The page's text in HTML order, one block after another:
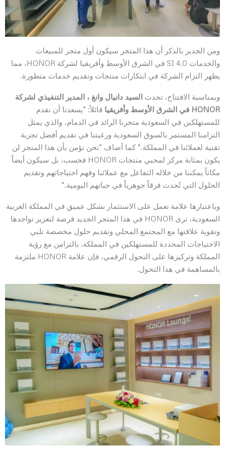
ومن الجدير بالذكر أن هذا المتجر سيكون أول متجر للمبيعات
والخدمات SI 4.0 في الشرق الأوسط وأفريقيا لشركة HONOR، مما
يظهر التزام الشركة في ابتكارات منتجات وتقديم خدمات متطورة.
وبمناسبة الافتتاح، تحدث السيد دانيال وانغ ، المدير التنفيذي لشركة
HONOR في الشرق الأوسط وأفريقيا قائلاً: “يسعدنا أن نقدم
للمستهلكين في السعودية متجرنا الرائد في الدمام، والذي يمثل
التزامنا المستمر بالسوق السعودية ورغبتنا في تقديم أفضل تجربة
تقنية لعملائنا في المملكة.” كما أضاف “نحن نؤمن بأن هذا المتجر لن
يكون بمثابة مركز لمحبي منتجات HONOR فحسب، بل سيكون أيضاً
مكاناً يمكننا من خلاله التفاعل مع عملائنا وفهم احتياجاتهم وتقديم
الحلول التي تُحدث فرقاً جوهرياً في حياتهم اليومية.”
وباعتبارها علامة تعمل على الاستثمار بشكل عميق في المملكة العربية
السعودية، ترى HONOR في هذا المتجر الجديد فرصة لتعزيز تواجدها
وتقوية علاقتها مع المجتمع المحلي وتقديم حلول مخصصة تلبي
الاحتياجات المحددة للمستهلكين في المملكة. بالتزامن مع رؤية
المملكة وتركيزها على التحول الرقمي، فإن علامة HONOR ملتزمة
بالمساهمة في هذا التحول.